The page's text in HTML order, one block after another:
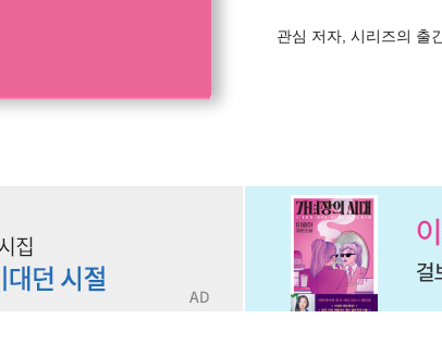
관심 저자, 시리즈의 출